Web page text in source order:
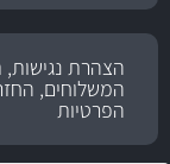
הצהרת נגישות,
המשלוחים,
הפרטיות